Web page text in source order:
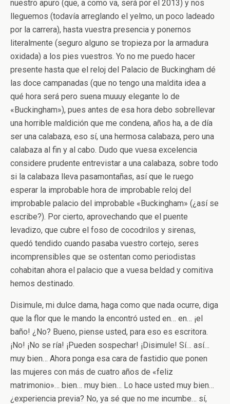
nuestro apuro (que, a como va, será por el 2013) y nos
lleguemos (todavía arreglando el yelmo, un poco ladeado
por la carrera), hasta vuestra presencia y ponernos
literalmente (seguro alguno se tropieza por la armadura
oxidada) a los pies vuestros. Yo no me puedo hacer
presente hasta que el reloj del Palacio de Buckingham dé
las doce campanadas (que no tengo una maldita idea a
qué hora será pero suena muuuy elegante lo de
«Buckingham»), pues antes de esa hora debo sobrellevar
una horrible maldición que me condena, años ha, a de día
ser una calabaza, eso sí, una hermosa calabaza, pero una
calabaza al fin y al cabo. Dudo que vuesa excelencia
considere prudente entrevistar a una calabaza, sobre todo
si la calabaza lleva pasamontañas, así que le ruego
esperar la improbable hora de improbable reloj del
improbable palacio del improbable «Buckingham» (¿así se
escribe?). Por cierto, aprovechando que el puente
levadizo, que cubre el foso de cocodrilos y sirenas,
quedó tendido cuando pasaba vuestro cortejo, seres
incomprensibles que se ostentan como periodistas
cohabitan ahora el palacio que a vuesa beldad y comitiva
hemos destinado.
Disimule, mi dulce dama, haga como que nada ocurre, diga
que la flor que le mando la encontró usted en… en… ¡el
baño! ¿No? Bueno, piense usted, para eso es escritora.
¡No! ¡No se ría! ¡Pueden sospechar! ¡Disimule! Sí… así…
muy bien… Ahora ponga esa cara de fastidio que ponen
las mujeres con más de cuatro años de «feliz
matrimonio»… bien… muy bien… Lo hace usted muy bien…
¿experiencia previa? No, ya sé que no me incumbe… sí,